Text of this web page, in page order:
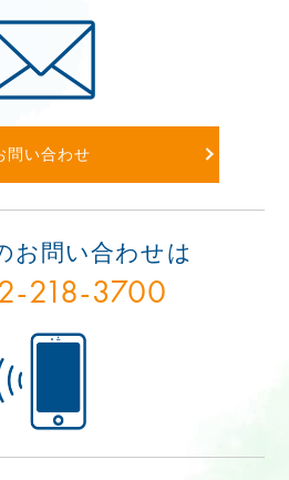
問い合わせ
お問い合わせは
218-3700